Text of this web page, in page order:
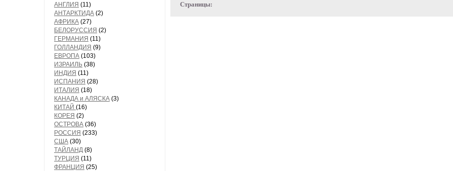
АНГЛИЯ (11)
АНТАРКТИДА (2)
АФРИКА (27)
БЕЛОРУССИЯ (2)
ГЕРМАНИЯ (11)
ГОЛЛАНДИЯ (9)
ЕВРОПА (103)
ИЗРАИЛЬ (38)
ИНДИЯ (11)
ИСПАНИЯ (28)
ИТАЛИЯ (18)
КАНАДА и АЛЯСКА (3)
КИТАЙ (16)
КОРЕЯ (2)
ОСТРОВА (36)
РОССИЯ (233)
США (30)
ТАЙЛАНД (8)
ТУРЦИЯ (11)
ФРАНЦИЯ (25)
Страницы: